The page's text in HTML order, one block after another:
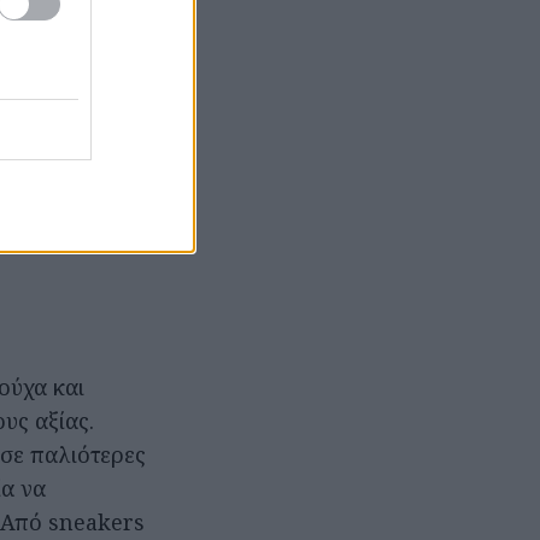
να
να
υπάρχει η
ράφι ή στις
και
αξίας.
παλιότερες
να
Από sneakers